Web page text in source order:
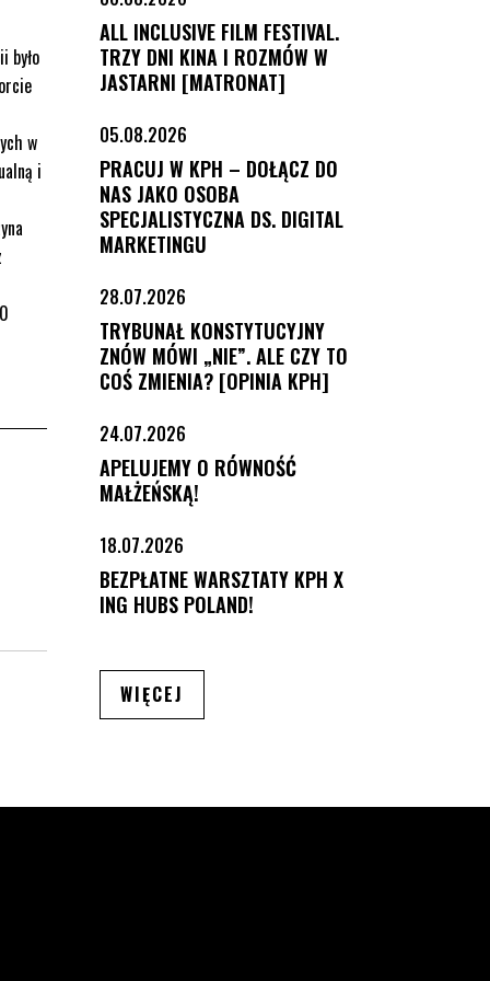
było
w
i
ALL INCLUSIVE FILM FESTIVAL.
TRZY DNI KINA I ROZMÓW W
JASTARNI [MATRONAT]
05.08.2026
PRACUJ W KPH – DOŁĄCZ DO
NAS JAKO OSOBA
SPECJALISTYCZNA DS. DIGITAL
MARKETINGU
28.07.2026
TRYBUNAŁ KONSTYTUCYJNY
ZNÓW MÓWI „NIE”. ALE CZY TO
COŚ ZMIENIA? [OPINIA KPH]
24.07.2026
APELUJEMY O RÓWNOŚĆ
MAŁŻEŃSKĄ!
18.07.2026
BEZPŁATNE WARSZTATY KPH X
ING HUBS POLAND!
WIĘCEJ